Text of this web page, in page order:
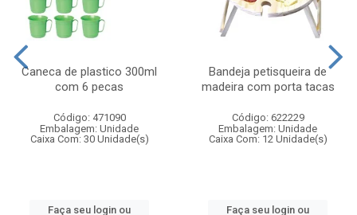
Caneca de plastico 300ml
com 6 pecas
Código: 471090
Embalagem: Unidade
Caixa Com: 30 Unidade(s)
Faça seu login ou
Bandeja petisqueira de
madeira com porta tacas
Código: 622229
Embalagem: Unidade
Caixa Com: 12 Unidade(s)
Faça seu login ou